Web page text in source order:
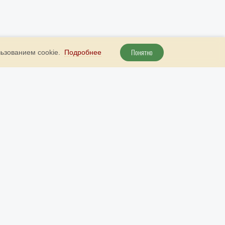
cookie. Подробнее Понятно